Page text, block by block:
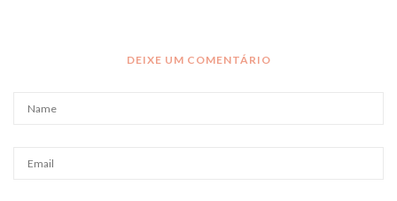
DEIXE UM COMENTÁRIO